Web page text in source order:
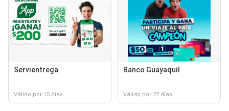
Servientrega
Válido por 15 días
Banco Guayaquil
Válido por 22 días